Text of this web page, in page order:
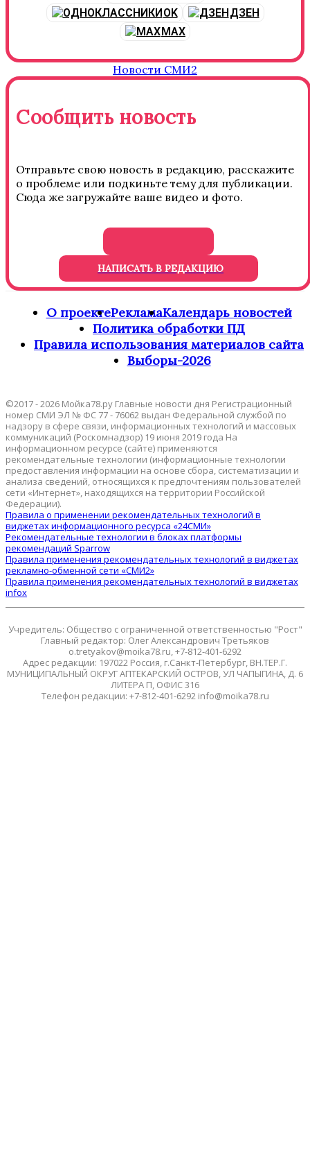
OK
ДЗЕН
MAX
Новости СМИ2
Сообщить новость
Отправьте свою новость в редакцию, расскажите
о проблеме или подкиньте тему для публикации.
Сюда же загружайте ваше видео и фото.
НАПИСАТЬ В РЕДАКЦИЮ
О проектеРекламаКалендарь новостей
Политика обработки ПД
Правила использования материалов сайта
Выборы-2026
©2017 - 2026 Мойка78.ру Главные новости дня Регистрационный
номер СМИ ЭЛ № ФС 77 - 76062 выдан Федеральной службой по
надзору в сфере связи, информационных технологий и массовых
коммуникаций (Роскомнадзор) 19 июня 2019 года На
информационном ресурсе (сайте) применяются
рекомендательные технологии (информационные технологии
предоставления информации на основе сбора, систематизации и
анализа сведений, относящихся к предпочтениям пользователей
сети «Интернет», находящихся на территории Российской
Федерации).
Правила о применении рекомендательных технологий в
виджетах информационного ресурса «24СМИ»
Рекомендательные технологии в блоках платформы
рекомендаций Sparrow
Правила применения рекомендательных технологий в виджетах
рекламно-обменной сети «СМИ2»
Правила применения рекомендательных технологий в виджетах
infox
Учредитель: Общество с ограниченной ответственностью "Рост"
Главный редактор: Олег Александрович Третьяков
o.tretyakov@moika78.ru, +7-812-401-6292
Адрес редакции: 197022 Россия, г.Санкт-Петербург, ВН.ТЕР.Г.
МУНИЦИПАЛЬНЫЙ ОКРУГ АПТЕКАРСКИЙ ОСТРОВ, УЛ ЧАПЫГИНА, Д. 6
ЛИТЕРА П, ОФИС 316
Телефон редакции: +7-812-401-6292 info@moika78.ru